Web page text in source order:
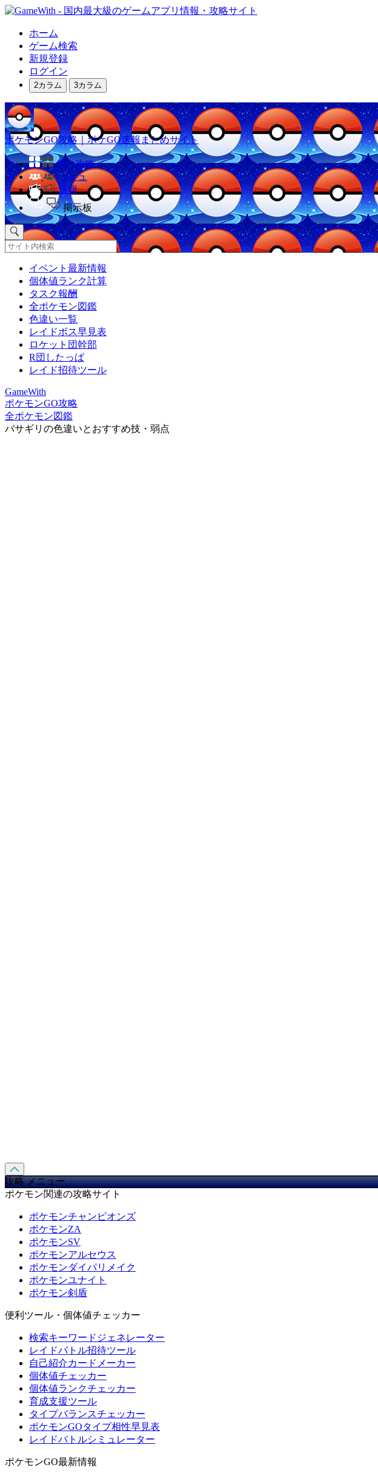
ホーム
ゲーム検索
新規登録
ログイン
2カラム 3カラム
ポケモンGO攻略｜ポケGO速報まとめサイト
他の攻略
コミュ
速報
掲示板
イベント最新情報
個体値ランク計算
タスク報酬
全ポケモン図鑑
色違い一覧
レイドボス早見表
ロケット団幹部
R団したっぱ
レイド招待ツール
GameWith
ポケモンGO攻略
全ポケモン図鑑
バサギリの色違いとおすすめ技・弱点
攻略 メニュー
ポケモン関連の攻略サイト
ポケモンチャンピオンズ
ポケモンZA
ポケモンSV
ポケモンアルセウス
ポケモンダイパリメイク
ポケモンユナイト
ポケモン剣盾
便利ツール・個体値チェッカー
検索キーワードジェネレーター
レイドバトル招待ツール
自己紹介カードメーカー
個体値チェッカー
個体値ランクチェッカー
育成支援ツール
タイプバランスチェッカー
ポケモンGOタイプ相性早見表
レイドバトルシミュレーター
ポケモンGO最新情報